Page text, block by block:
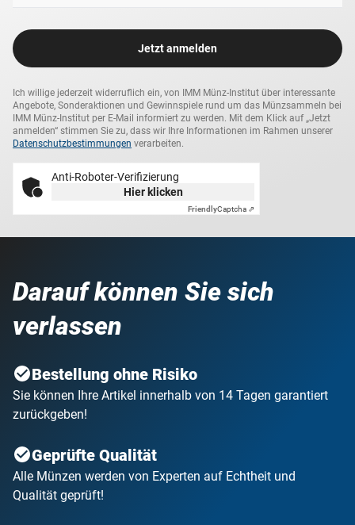
Jetzt anmelden
Ich willige jederzeit widerruflich ein, von IMM Münz-Institut über interessante
Angebote, Sonderaktionen und Gewinnspiele rund um das Münzsammeln bei
IMM Münz-Institut per E-Mail informiert zu werden. Mit dem Klick auf „Jetzt
anmelden“ stimmen Sie zu, dass wir Ihre Informationen im Rahmen unserer
Datenschutzbestimmungen verarbeiten.
Anti-Roboter-Verifizierung
Hier klicken
FriendlyCaptcha ⇗
Darauf können Sie sich
verlassen
Bestellung ohne Risiko
Sie können Ihre Artikel innerhalb von 14 Tagen garantiert
zurückgeben!
Geprüfte Qualität
Alle Münzen werden von Experten auf Echtheit und
Qualität geprüft!